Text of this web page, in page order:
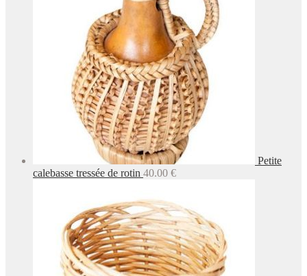
Petite
calebasse tressée de rotin 40.00 €